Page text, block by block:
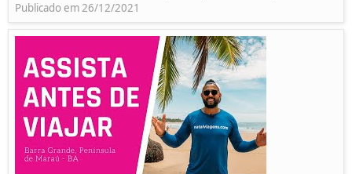
Publicado em 26/12/2021